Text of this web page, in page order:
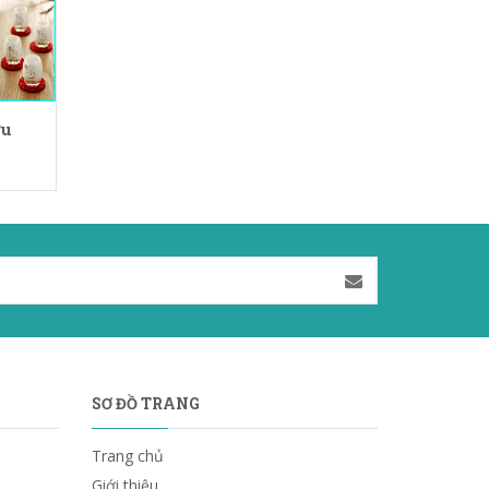
SƠ ĐỒ TRANG
Trang chủ